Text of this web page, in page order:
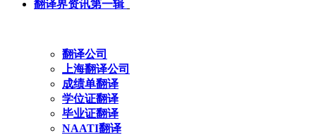
翻译界资讯第一辑
翻译公司
上海翻译公司
成绩单翻译
学位证翻译
毕业证翻译
NAATI翻译